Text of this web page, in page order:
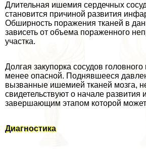
Длительная ишемия сердечных
становится причиной развития
Обширность поражения тканей в
зависеть от объема пораженного
участка.
Долгая закупорка сосудов
менее опасной. Поднявшееся
вызванные ишемией тканей мозга,
свидетельствуют о начале развития
завершающим этапом которой может
Диагностика